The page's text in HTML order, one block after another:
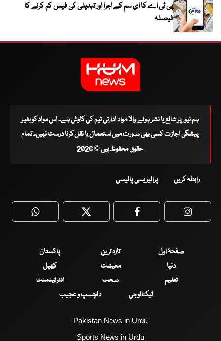
پی ٹی اے کا ای سم کے اجرا اور تبدیلی کی فیس کم کرنے کا
فیصلہ
ہم نیوز پر شائع یا نشر ہونے والا مواد ادارتی ٹیم کی کاوش ہے۔ اس مواد کو بغیر
پیشگی اجازت کسی بھی صورت میں استعمال یا نقل کرنا درست نہیں۔ تمام
حقوق محفوظ ہیں © 2026
رابطہ کریں پرائیویسی پالیسی
WhatsApp Twitter Facebook
صفحۂ اول تازہ ترین
پاکستان
دنیا
معیشت
کھیل
تعلیم
صحت
انٹرٹینمنٹ
ٹیکنالوجی
دلچسپ و عجیب
Pakistan News in Urdu
Sports News in Urdu